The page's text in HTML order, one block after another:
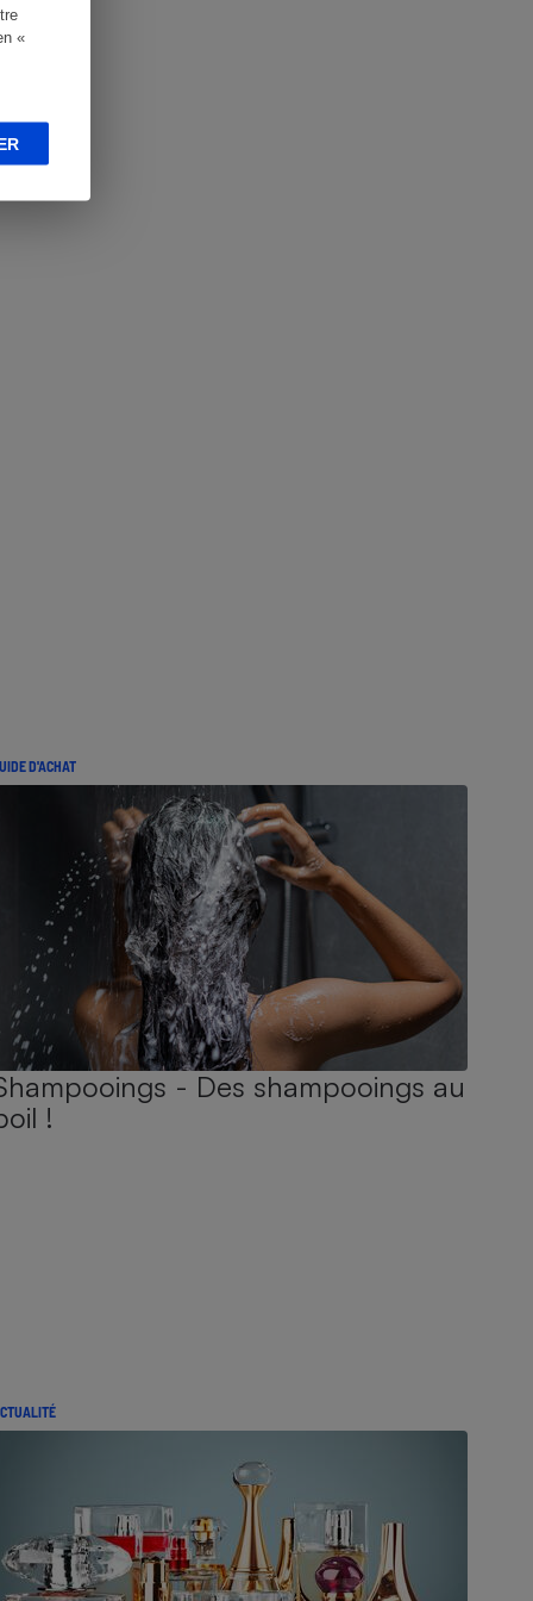
«
D'ACHAT
- Des shampooings au
!